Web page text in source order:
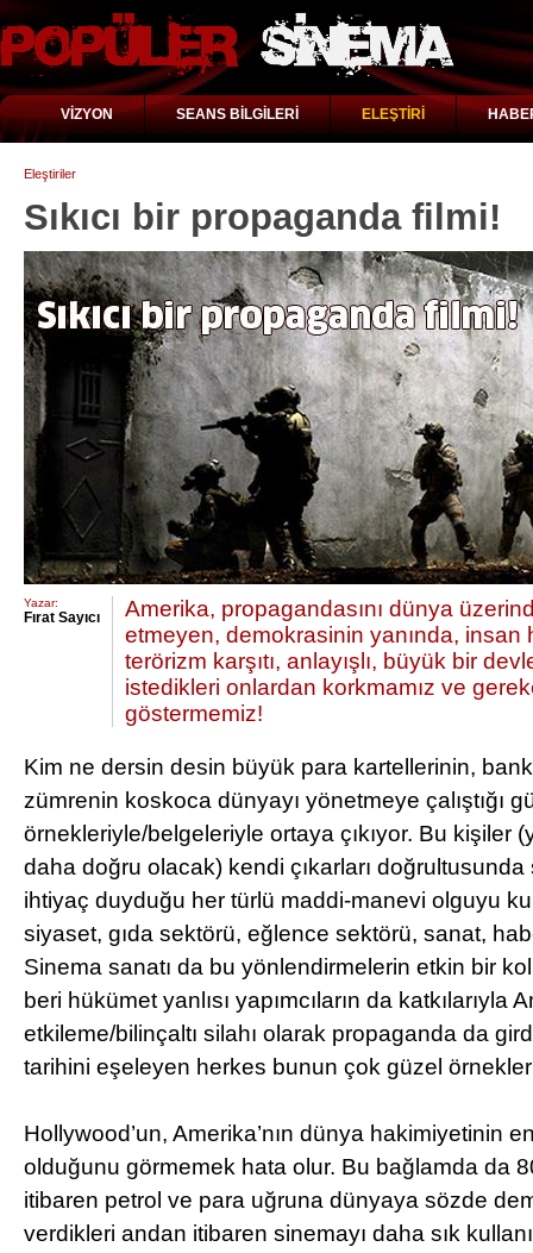
VİZYON SEANS BİLGİLERİ ELEŞTİRİ
Eleştiriler
Sıkıcı bir propaganda filmi!
Yazar:
Fırat Sayıcı
Amerika, propagandasını dünya
etmeyen, demokrasinin yanında, insan
terörizm karşıtı, anlayışlı, büyük bir
istedikleri onlardan korkmamız ve
göstermemiz!
Kim ne dersin desin büyük para kartellerinin,
zümrenin koskoca dünyayı yönetmeye çalıştığı
örnekleriyle/belgeleriyle ortaya çıkıyor. Bu kişiler
daha doğru olacak) kendi çıkarları doğrultusunda
ihtiyaç duyduğu her türlü maddi-manevi olguyu
siyaset, gıda sektörü, eğlence sektörü, sanat,
Sinema sanatı da bu yönlendirmelerin etkin bir
beri hükümet yanlısı yapımcıların da katkılarıyla
etkileme/bilinçaltı silahı olarak propaganda da
tarihini eşeleyen herkes bunun çok güzel
Hollywood’un, Amerika’nın dünya hakimiyetinin
olduğunu görmemek hata olur. Bu bağlamda da
itibaren petrol ve para uğruna dünyaya sözde
verdikleri andan itibaren sinemayı daha sık